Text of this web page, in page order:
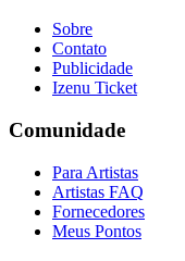
Sobre
Contato
Publicidade
Izenu Ticket
Comunidade
Para Artistas
Artistas FAQ
Fornecedores
Meus Pontos